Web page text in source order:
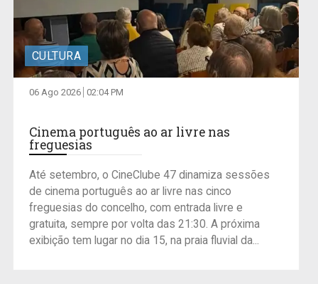
CULTURA
06 Ago 2026 02:04 PM
Cinema português ao ar livre nas
freguesias
Até setembro, o CineClube 47 dinamiza sessões
de cinema português ao ar livre nas cinco
freguesias do concelho, com entrada livre e
gratuita, sempre por volta das 21:30. A próxima
exibição tem lugar no dia 15, na praia fluvial da...